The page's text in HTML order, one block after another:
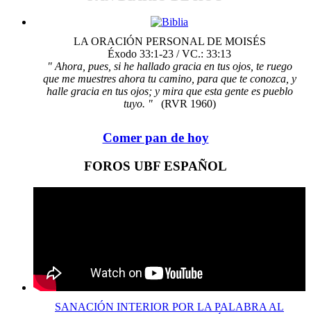
LA ORACIÓN PERSONAL DE MOISÉS
Éxodo 33:1-23 / VC.: 33:13
" Ahora, pues, si he hallado gracia en tus ojos, te ruego
que me muestres ahora tu camino, para que te conozca, y
halle gracia en tus ojos; y mira que esta gente es pueblo
tuyo. "
(RVR 1960)
Comer pan de hoy
FOROS UBF ESPAÑOL
SANACIÓN INTERIOR POR LA PALABRA AL